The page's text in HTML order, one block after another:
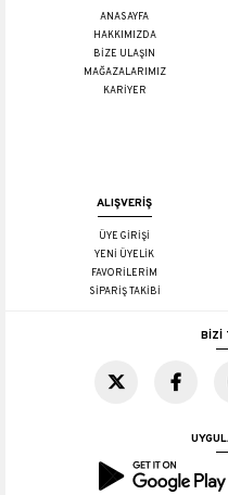
ANASAYFA
HAKKIMIZDA
BİZE ULAŞIN
MAĞAZALARIMIZ
KARİYER
ALIŞVERİŞ
ÜYE GİRİŞİ
YENİ ÜYELİK
FAVORİLERİM
SİPARİŞ TAKİBİ
BİZİ